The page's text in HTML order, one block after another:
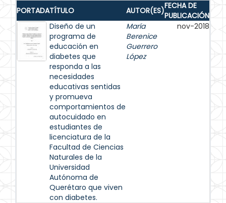
PORTADATÍTULO AUTOR(ES)FECHA DE
PUBLICACIÓN
Diseño de un
programa de
educación en
diabetes que
responda a las
necesidades
educativas sentidas
y promueva
comportamientos de
autocuidado en
estudiantes de
licenciatura de la
Facultad de Ciencias
Naturales de la
Universidad
Autónoma de
Querétaro que viven
con diabetes.
María
Berenice
Guerrero
López
nov-2018